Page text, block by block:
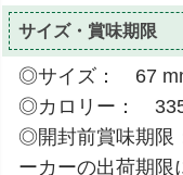
サイズ・賞味期限
◎サイズ： 67
◎カロリー：
◎開封前賞味期
ーカーの出荷期限